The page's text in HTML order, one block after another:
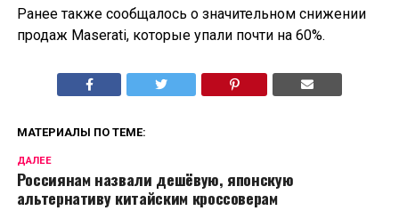
Ранее также сообщалось о значительном снижении
продаж Maserati, которые упали почти на 60%.
МАТЕРИАЛЫ ПО ТЕМЕ:
ДАЛЕЕ
Россиянам назвали дешёвую, японскую
альтернативу китайским кроссоверам